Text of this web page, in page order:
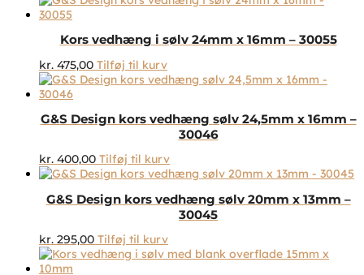
Kors vedhæng i sølv 24mm x 16mm – 30055
kr. 475,00 Tilføj til kurv
G&S Design kors vedhæng sølv 24,5mm x 16mm –
30046
kr. 400,00 Tilføj til kurv
G&S Design kors vedhæng sølv 20mm x 13mm –
30045
kr. 295,00 Tilføj til kurv